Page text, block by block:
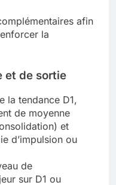
afin
la
et de sortie
la tendance D1,
de moyenne
et
d’impulsion ou
de
sur D1 ou